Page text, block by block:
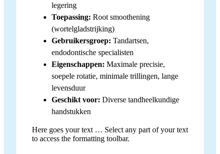
legering
Toepassing: Root smoothening
(wortelgladstrijking)
Gebruikersgroep: Tandartsen,
endodontische specialisten
Eigenschappen: Maximale precisie,
soepele rotatie, minimale trillingen, lange
levensduur
Geschikt voor: Diverse tandheelkundige
handstukken
Here goes your text … Select any part of your text
to access the formatting toolbar.